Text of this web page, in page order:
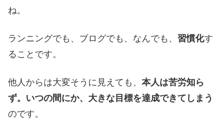
ね。
ランニングでも、ブログでも、なんでも、 習慣化す
ることです。
他人からは大変そうに見えても、 本人は苦労知ら
ず。いつの間にか、大きな目標を達成できてしまう
のです。